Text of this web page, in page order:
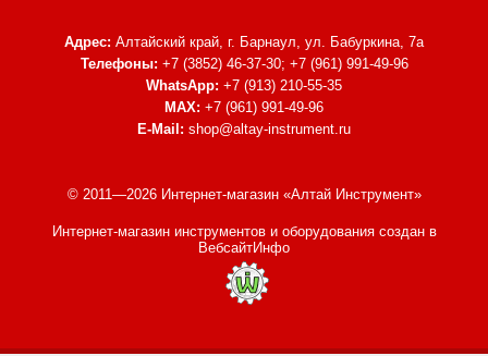
Адрес: Алтайский край, г. Барнаул, ул. Бабуркина, 7а
Телефоны: +7 (3852) 46-37-30; +7 (961) 991-49-96
WhatsApp: +7 (913) 210-55-35
MAX: +7 (961) 991-49-96
E-Mail: shop@altay-instrument.ru
© 2011—2026 Интернет-магазин «Алтай Инструмент»
Интернет-магазин инструментов и оборудованиясоздан в
ВебсайтИнфо